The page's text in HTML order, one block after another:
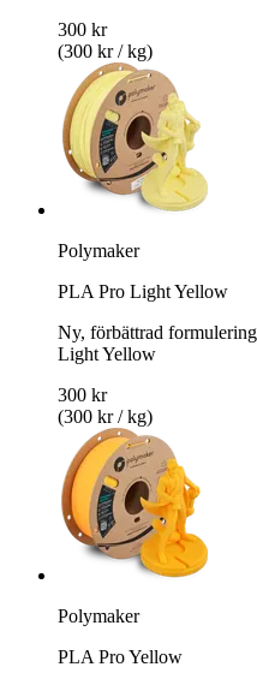
300 kr
(300 kr / kg)
Polymaker
PLA Pro Light Yellow
Ny, förbättrad
Light Yellow
300 kr
(300 kr / kg)
Polymaker
PLA Pro Yellow